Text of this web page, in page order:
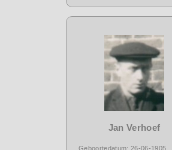
Jan Verhoef
Geboortedatum: 26-06-1905